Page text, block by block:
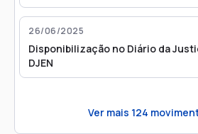
26/06/2025
Disponibilização no Diário da
DJEN
Ver mais 124